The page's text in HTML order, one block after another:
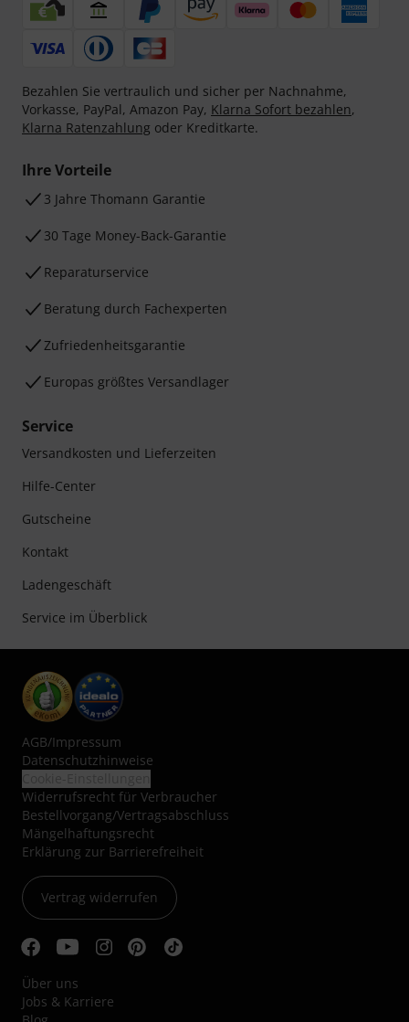
Bezahlen Sie vertraulich und sicher per Nachnahme,
Vorkasse, PayPal, Amazon Pay, Klarna Sofort bezahlen,
Klarna Ratenzahlung oder Kreditkarte.
Ihre Vorteile
3 Jahre Thomann Garantie
30 Tage Money-Back-Garantie
Reparaturservice
Beratung durch Fachexperten
Zufriedenheitsgarantie
Europas größtes Versandlager
Service
Versandkosten und Lieferzeiten
Hilfe-Center
Gutscheine
Kontakt
Ladengeschäft
Service im Überblick
AGB/Impressum
Datenschutzhinweise
Widerrufsrecht für Verbraucher
Bestellvorgang/Vertragsabschluss
Mängelhaftungsrecht
Erklärung zur Barrierefreiheit
Vertrag widerrufen
Über uns
Jobs & Karriere